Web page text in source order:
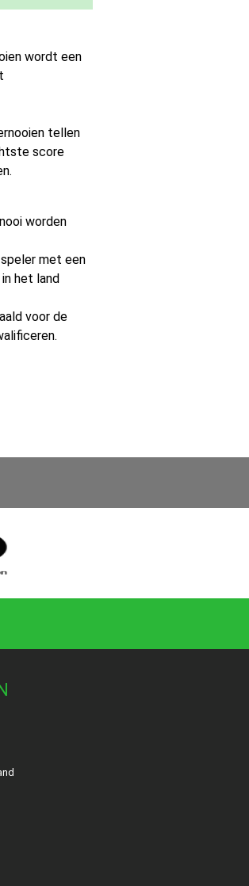
wordt een
tellen
score
worden
met een
het land
voor de